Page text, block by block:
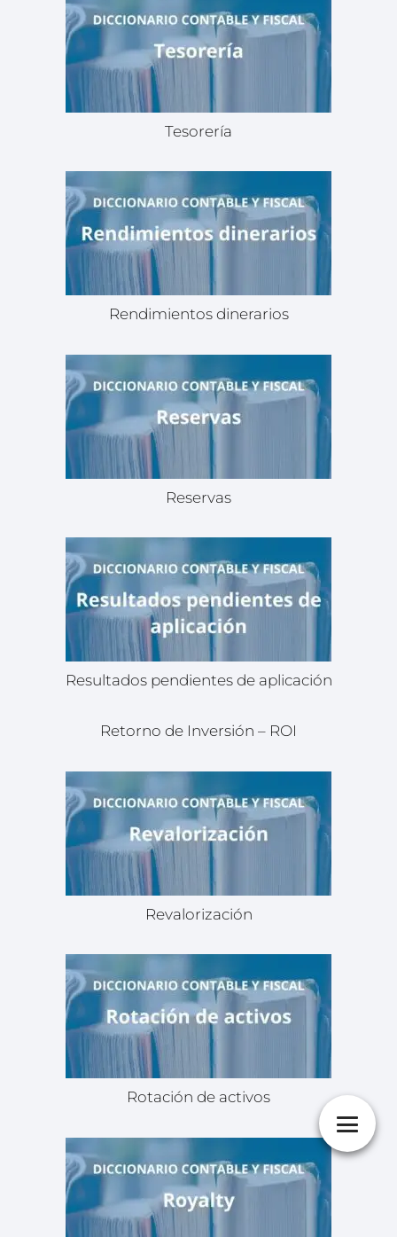
Tesorería
Rendimientos dinerarios
Reservas
Resultados pendientes de aplicación
Retorno de Inversión – ROI
Revalorización
Rotación de activos